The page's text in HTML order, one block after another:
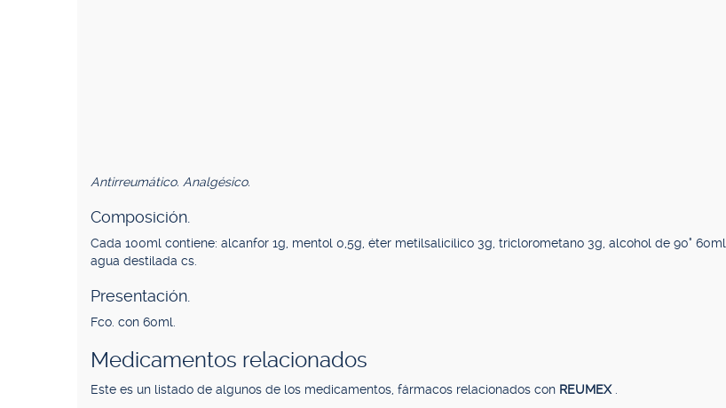
Antirreumático. Analgésico.
Composición.
Cada 100ml contiene: alcanfor 1g, mentol 0,5g, éter metilsalicílico 3g, triclorometano 3g, alcohol de 90° 60ml,
agua destilada cs.
Presentación.
Fco. con 60ml.
Medicamentos relacionados
Este es un listado de algunos de los medicamentos, fármacos relacionados con REUMEX